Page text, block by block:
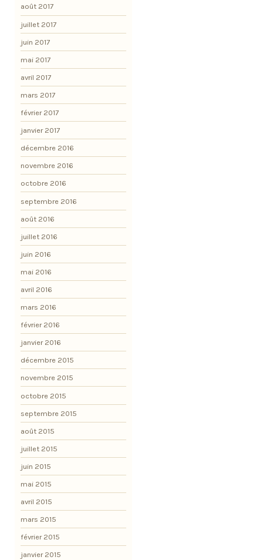
août 2017
juillet 2017
juin 2017
mai 2017
avril 2017
mars 2017
février 2017
janvier 2017
décembre 2016
novembre 2016
octobre 2016
septembre 2016
août 2016
juillet 2016
juin 2016
mai 2016
avril 2016
mars 2016
février 2016
janvier 2016
décembre 2015
novembre 2015
octobre 2015
septembre 2015
août 2015
juillet 2015
juin 2015
mai 2015
avril 2015
mars 2015
février 2015
janvier 2015